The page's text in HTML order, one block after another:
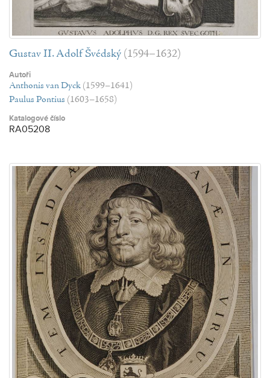
Gustav II. Adolf Švédský (1594–1632)
Autoři
Anthonis van Dyck (1599–1641)
Paulus Pontius (1603–1658)
Katalogové číslo
RA05208